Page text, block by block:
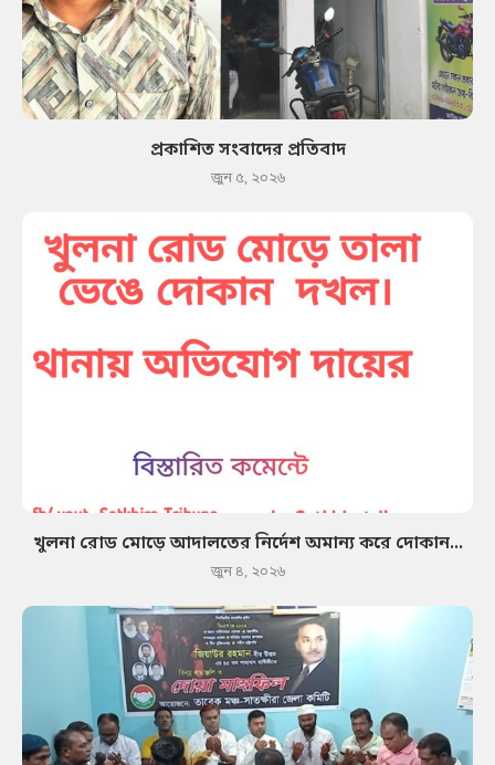
প্রকাশিত সংবাদের প্রতিবাদ
জুন ৫, ২০২৬
খুলনা রোড মোড়ে আদালতের নির্দেশ অমান্য করে দোকান...
জুন ৪, ২০২৬